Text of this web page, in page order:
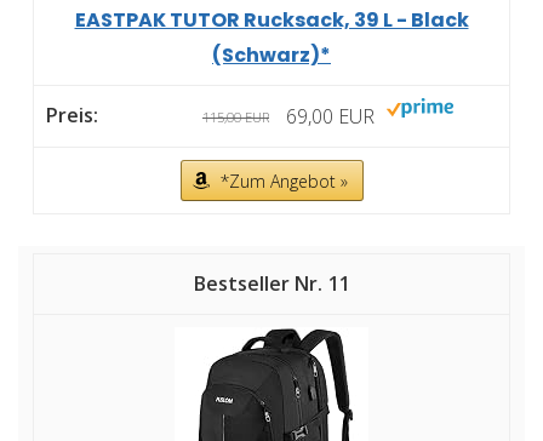
EASTPAK TUTOR Rucksack, 39 L - Black
(Schwarz)*
115,00 EUR 69,00 EUR
*Zum Angebot »
11